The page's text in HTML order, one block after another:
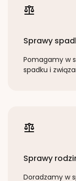
Sprawy
Pomagamy w
spadku i
Sprawy
Doradzamy w